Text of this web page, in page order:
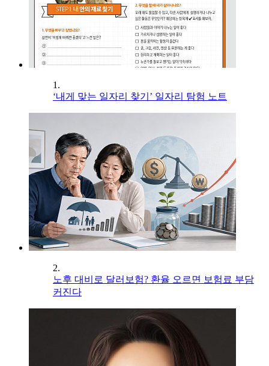
1.
‘내게 맞는 일자리 찾기’ 일자리 탐험 노트
2.
노후 대비로 달러보험? 환율 오르면 보험료 부담
커진다